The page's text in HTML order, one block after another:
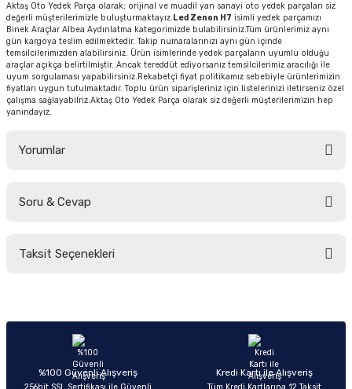
Aktaş Oto Yedek Parça olarak; orijinal ve muadil yan sanayi oto yedek parçaları siz
değerli müşterilerimizle buluşturmaktayız. Led Zenon H7 isimli yedek parçamızı
Binek Araçlar Albea Aydınlatma kategorimizde bulabilirsiniz.Tüm ürünlerimiz aynı
gün kargoya teslim edilmektedir. Takip numaralarınızı aynı gün içinde
temsilcilerimizden alabilirsiniz. Ürün isimlerinde yedek parçaların uyumlu olduğu
araçlar açıkça belirtilmiştir. Ancak tereddüt ediyorsanız temsilcilerimiz aracılığı ile
uyum sorgulaması yapabilirsiniz.Rekabetçi fiyat politikamız sebebiyle ürünlerimizin
fiyatları uygun tutulmaktadır. Toplu ürün siparişleriniz için listelerinizi iletirseniz özel
çalışma sağlayabilriz.Aktaş Oto Yedek Parça olarak siz değerli müşterilerimizin hep
yanındayız.
Yorumlar
Soru & Cevap
Taksit Seçenekleri
%100 Güvenli Alışveriş Kredi Kartı ile Alışveriş